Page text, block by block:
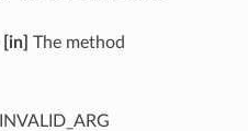
[in] The method